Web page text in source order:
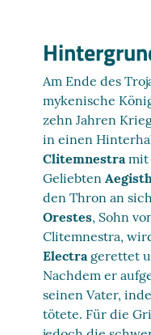
Am Ende des
mykenische
zehn Jahren
in einen
Clitemnestramit
Geliebten
den Thron an
Orestes, Sohn
Clitemnestra,
Electragerettet
Nachdem er
seinen Vater,
tötete. Für die